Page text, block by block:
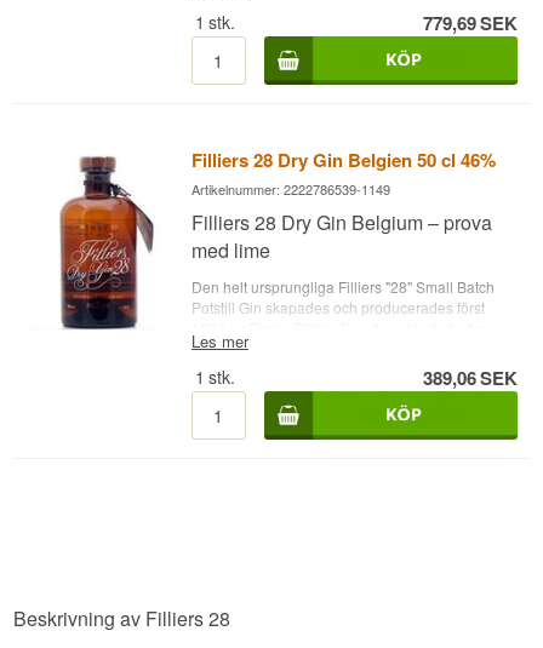
70 cl.
1 stk. 779,69SEK
Filliers 28 Dry Gin Belgien 50 cl 46%
Artikelnummer: 2222786539-1149
Filliers 28 Dry Gin Belgium – prova
med lime
Den helt ursprungliga Filliers "28" Small Batch
Potstill Gin skapades och producerades först
antalet ingredienser och det år då den först
tillverkades. Ginne har inslag av enbär, citron,
apelsinskal och en touch av kardemumma. Det är
en unik, kraftfull gin med en varm och torr
Se alla gin från Filliers 28 här. •
Les mer
1 stk. 389,06SEK
Beskrivning av Filliers 28